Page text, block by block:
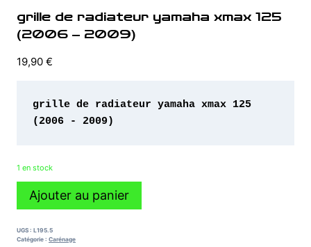
grille de radiateur yamaha xmax 125
(2006 – 2009)
19,90 €
grille de radiateur yamaha xmax 125
1 en stock
quantité
de
radiateur
Ajouter au panier
UGS : L195.5
Catégorie : Carénage